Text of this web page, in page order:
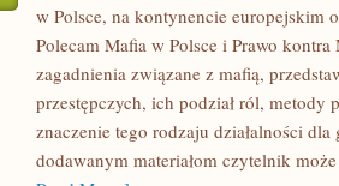
w Polsce, na kontynencie europejskim
Polecam Mafia w Polsce i Prawo
zagadnienia związane z mafią,
przestępczych, ich podział ról, metody
znaczenie tego rodzaju działalności
dodawanym materiałom czytelnik